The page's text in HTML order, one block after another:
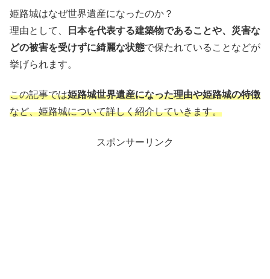
姫路城はなぜ世界遺産になったのか？
理由として、
日本を代表する建築物であることや、災害な
どの被害を受けずに綺麗な状態で保たれていることなどが
挙げられます。
この記事では姫路城世界遺産になった理由や姫路城の特徴
など、姫路城について詳しく紹介していきます。
スポンサーリンク